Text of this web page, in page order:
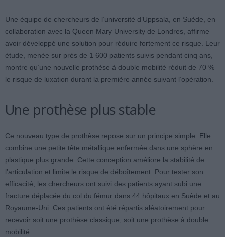
Une équipe de chercheurs de l’université d’Uppsala, en Suède, en
collaboration avec la Queen Mary University de Londres, affirme
avoir développé une solution pour réduire fortement ce risque. Leur
étude, menée sur près de 1 600 patients suivis pendant cinq ans,
montre qu’une nouvelle prothèse à double mobilité réduit de 70 %
le risque de luxation durant la première année suivant l’opération.
Une prothèse plus stable
Ce nouveau type de prothèse repose sur un principe simple. Elle
combine une petite tête métallique enfermée dans une sphère en
plastique plus grande. Cette conception améliore la stabilité de
l’articulation et limite le risque de déboîtement. Pour tester son
efficacité, les chercheurs ont suivi des patients ayant subi une
fracture déplacée du col du fémur dans 44 hôpitaux en Suède et au
Royaume-Uni. Ces patients ont été répartis aléatoirement pour
recevoir soit une prothèse classique, soit une prothèse à double
mobilité.